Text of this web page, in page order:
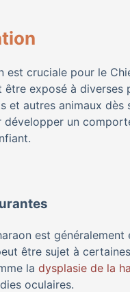
est cruciale pour le
être exposé à diverses
et autres animaux dès
développer un
est généralement
être sujet à
la dysplasie de la
oculaires.